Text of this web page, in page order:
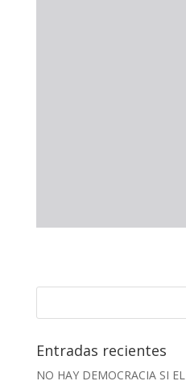
Entradas recientes
NO HAY DEMOCRACIA SI